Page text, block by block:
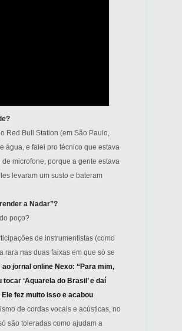
Red Bull Station (em São Paulo,
água, e falei pro técnico que estava
microfone, porque a gente estava
levaram um susto e bateram
a Nadar”?
poço?
de instrumentistas (como
rara nas duas faixas em que só se
jornal online Nexo: “Para mim,
‘Aquarela do Brasil’ e daí
fez muito isso e acabou
de cordas vocais e acústicas, no
são toleradas como ajudam a